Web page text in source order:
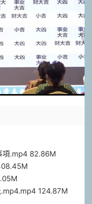
項.mp4 82.86M
.mp4.mp4 124.87M